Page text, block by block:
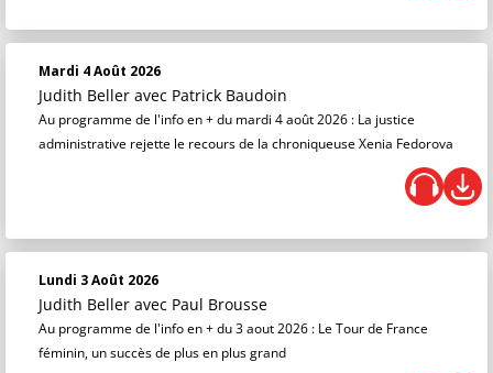
Mardi 4 Août 2026
Judith Beller avec Patrick Baudoin
Au programme de l'info en + du mardi 4 août 2026 : La justice
administrative rejette le recours de la chroniqueuse Xenia Fedorova
Lundi 3 Août 2026
Judith Beller avec Paul Brousse
Au programme de l'info en + du 3 aout 2026 : Le Tour de France
féminin, un succès de plus en plus grand